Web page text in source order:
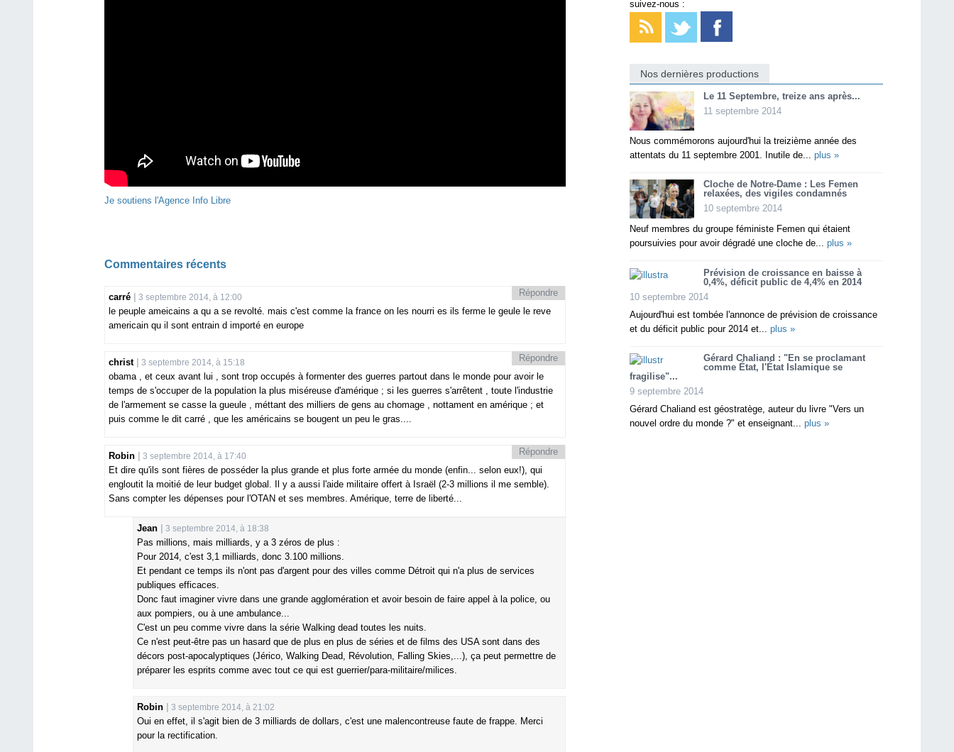
Je soutiens l'Agence Info Libre
Commentaires récents
carré 3 septembre 2014, à 12:00
le peuple ameicains a qu a se revolté. mais c'est comme la france on les nourri es ils ferme le geule le reve
americain qu il sont entrain d importé en europe
Répondre
christ 3 septembre 2014, à 15:18
obama , et ceux avant lui , sont trop occupés à formenter des guerres partout dans le monde pour avoir le
temps de s'occuper de la population la plus miséreuse d'amérique ; si les guerres s'arrêtent , toute l'industrie
de l'armement se casse la gueule , méttant des milliers de gens au chomage , nottament en amérique ; et
puis comme le dit carré , que les américains se bougent un peu le gras....
Répondre
Robin 3 septembre 2014, à 17:40
Et dire qu'ils sont fières de posséder la plus grande et plus forte armée du monde (enfin... selon eux!), qui
engloutit la moitié de leur budget global. Il y a aussi l'aide militaire offert à Israël (2-3 millions il me semble).
Sans compter les dépenses pour l'OTAN et ses membres. Amérique, terre de liberté...
Répondre
Jean 3 septembre 2014, à 18:38
Pas millions, mais milliards, y a 3 zéros de plus :
Pour 2014, c'est 3,1 milliards, donc 3.100 millions.
Et pendant ce temps ils n'ont pas d'argent pour des villes comme Détroit qui n'a plus de services
publiques efficaces.
Donc faut imaginer vivre dans une grande agglomération et avoir besoin de faire appel à la police, ou
aux pompiers, ou à une ambulance...
C'est un peu comme vivre dans la série Walking dead toutes les nuits.
Ce n'est peut-être pas un hasard que de plus en plus de séries et de films des USA sont dans des
décors post-apocalyptiques (Jérico, Walking Dead, Révolution, Falling Skies,...), ça peut permettre de
préparer les esprits comme avec tout ce qui est guerrier/para-militaire/milices.
Robin 3 septembre 2014, à 21:02
Oui en effet, il s'agit bien de 3 milliards de dollars, c'est une malencontreuse faute de frappe. Merci
pour la rectification.
suivez-nous :
Nos dernières productions
Le 11 Septembre, treize ans après...
11 septembre 2014
Nous commémorons aujourd'hui la treizième année des
attentats du 11 septembre 2001. Inutile de... plus »
Cloche de Notre-Dame : Les Femen
relaxées, des vigiles condamnés
10 septembre 2014
Neuf membres du groupe féministe Femen qui étaient
poursuivies pour avoir dégradé une cloche de... plus »
Prévision de croissance en baisse à
0,4%, déficit public de 4,4% en 2014
10 septembre 2014
Aujourd'hui est tombée l'annonce de prévision de croissance
et du déficit public pour 2014 et... plus »
Gérard Chaliand : "En se proclamant
comme État, l'État Islamique se
fragilise"...
9 septembre 2014
Gérard Chaliand est géostratège, auteur du livre "Vers un
nouvel ordre du monde ?" et enseignant... plus »